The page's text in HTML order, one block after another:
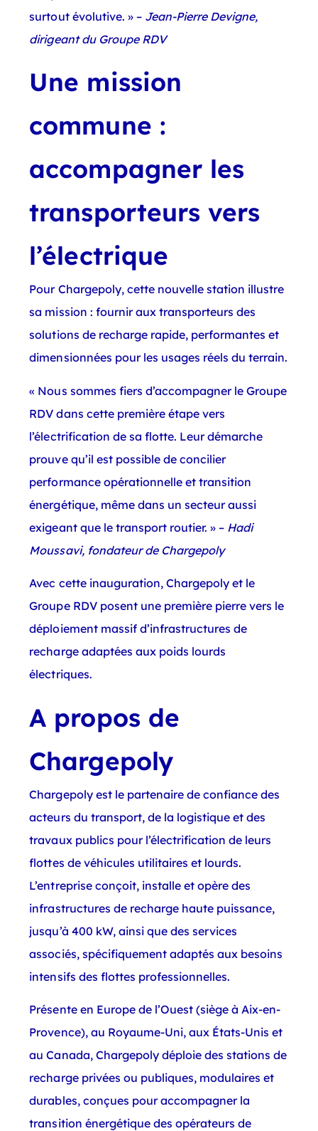
surtout évolutive. » – Jean-Pierre Devigne,
dirigeant du Groupe RDV
Une mission
commune :
accompagner les
transporteurs vers
l’électrique
Pour Chargepoly, cette nouvelle station illustre
sa mission : fournir aux transporteurs des
solutions de recharge rapide, performantes et
dimensionnées pour les usages réels du terrain.
« Nous sommes fiers d’accompagner le Groupe
RDV dans cette première étape vers
l’électrification de sa flotte. Leur démarche
prouve qu’il est possible de concilier
performance opérationnelle et transition
énergétique, même dans un secteur aussi
exigeant que le transport routier. » – Hadi
Moussavi, fondateur de Chargepoly
Avec cette inauguration, Chargepoly et le
Groupe RDV posent une première pierre vers le
déploiement massif d’infrastructures de
recharge adaptées aux poids lourds
électriques.
A propos de
Chargepoly
Chargepoly est le partenaire de confiance des
acteurs du transport, de la logistique et des
travaux publics pour l’électrification de leurs
flottes de véhicules utilitaires et lourds.
L’entreprise conçoit, installe et opère des
infrastructures de recharge haute puissance,
jusqu’à 400 kW, ainsi que des services
associés, spécifiquement adaptés aux besoins
intensifs des flottes professionnelles.
Présente en Europe de l’Ouest (siège à Aix-en-
Provence), au Royaume-Uni, aux États-Unis et
au Canada, Chargepoly déploie des stations de
recharge privées ou publiques, modulaires et
durables, conçues pour accompagner la
transition énergétique des opérateurs de